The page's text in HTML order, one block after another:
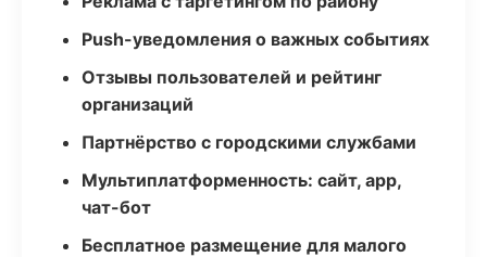
Push-уведомления о важных событиях
Отзывы пользователей и рейтинг
организаций
Партнёрство с городскими службами
Мультиплатформенность: сайт, app,
чат-бот
Бесплатное размещение для малого